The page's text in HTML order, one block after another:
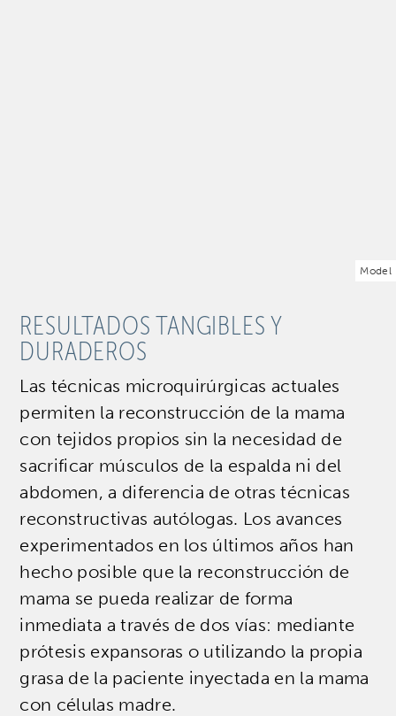
Model
RESULTADOS TANGIBLES Y
DURADEROS
Las técnicas microquirúrgicas actuales
permiten la reconstrucción de la mama
con tejidos propios sin la necesidad de
sacrificar músculos de la espalda ni del
abdomen, a diferencia de otras técnicas
reconstructivas autólogas. Los avances
experimentados en los últimos años han
hecho posible que la reconstrucción de
mama se pueda realizar de forma
inmediata a través de dos vías: mediante
prótesis expansoras o utilizando la propia
grasa de la paciente inyectada en la mama
con células madre.